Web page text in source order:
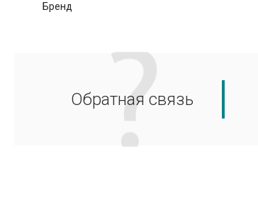
Бренд
Обратная связь